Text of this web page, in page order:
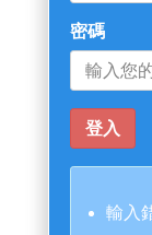
密碼
輸入